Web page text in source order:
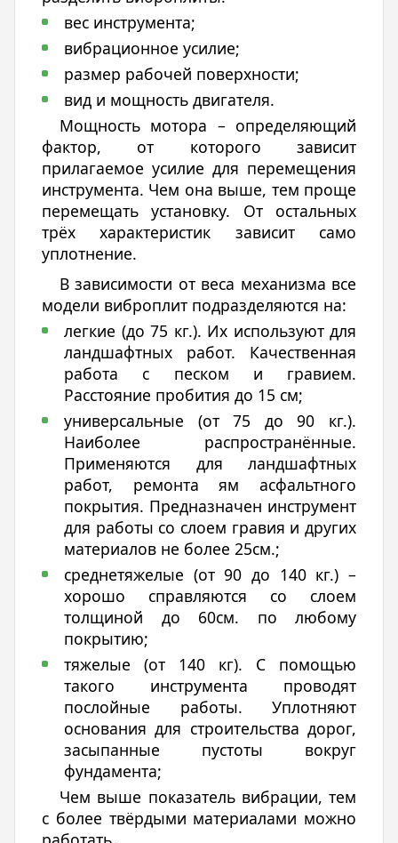
условиях доста и
вес инструмента;
вибрационное усилие;
размер рабочей поверхности;
вид и мощность двигателя.
Мощность мотора – определяющий
фактор, от которого зависит
прилагаемое усилие для перемещения
инструмента. Чем она выше, тем проще
перемещать установку. От остальных
трёх характеристик зависит само
уплотнение.
В зависимости от веса механизма все
модели виброплит подразделяются на:
легкие (до 75 кг.). Их используют для
ландшафтных работ. Качественная
работа с песком и гравием.
Расстояние пробития до 15 см;
универсальные (от 75 до 90 кг.).
Наиболее распространённые.
Применяются для ландшафтных
работ, ремонта ям асфальтного
покрытия. Предназначен инструмент
для работы со слоем гравия и других
материалов не более 25см.;
среднетяжелые (от 90 до 140 кг.) –
хорошо справляются со слоем
толщиной до 60см. по любому
покрытию;
тяжелые (от 140 кг). С помощью
такого инструмента проводят
послойные работы. Уплотняют
основания для строительства дорог,
засыпанные пустоты вокруг
фундамента;
Чем выше показатель вибрации, тем
с более твёрдыми материалами можно